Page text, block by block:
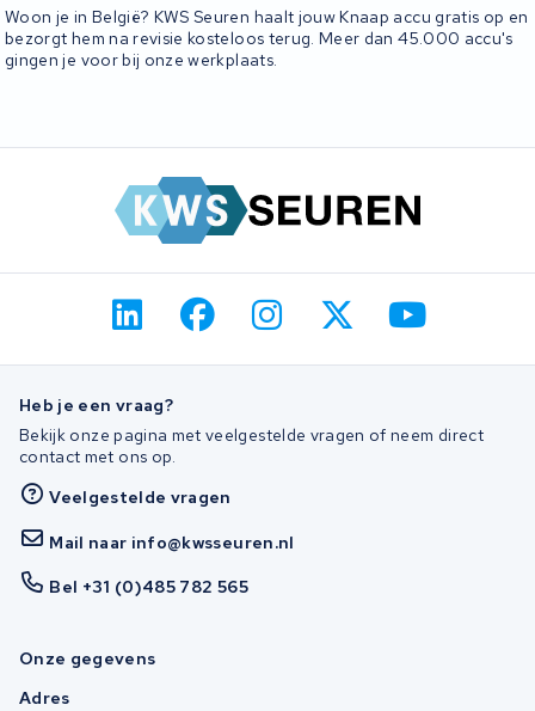
Woon je in België? KWS Seuren haalt jouw Knaap accu gratis op en
bezorgt hem na revisie kosteloos terug. Meer dan 45.000 accu's
gingen je voor bij onze werkplaats.
Heb je een vraag?
Bekijk onze pagina met veelgestelde vragen of neem direct
contact met ons op.
Veelgestelde vragen
Mail naar info@kwsseuren.nl
Bel +31 (0)485 782 565
Onze gegevens
Adres